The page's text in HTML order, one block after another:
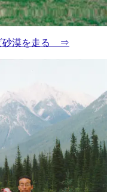
砂漠を走る ⇒